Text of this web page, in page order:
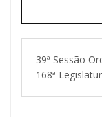
39ª Sessão
168ª